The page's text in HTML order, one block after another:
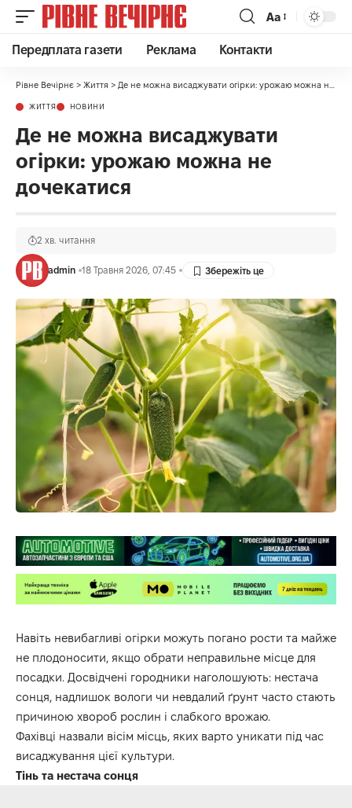
Аа
Передплата газети Реклама Контакти
Рівне Вечірнє > Життя > Де не можна висаджувати огірки: урожаю можна не дочекатися
ЖИТТЯ НОВИНИ
Де не можна висаджувати
огірки: урожаю можна не
дочекатися
admin 18 Травня 2026, 07:45
2 хв. читання
Навіть невибагливі огірки можуть погано рости та майже
не плодоносити, якщо обрати неправильне місце для
посадки. Досвідчені городники наголошують: нестача
сонця, надлишок вологи чи невдалий ґрунт часто стають
причиною хвороб рослин і слабкого врожаю.
Фахівці назвали вісім місць, яких варто уникати під час
висаджування цієї культури.
Тінь та нестача сонця